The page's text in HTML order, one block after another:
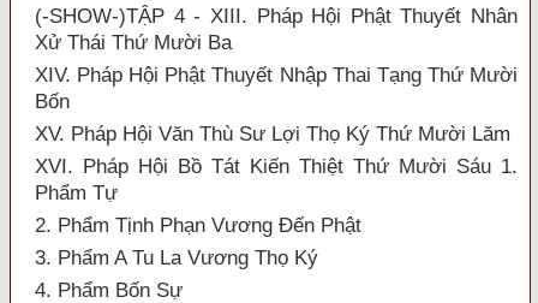
(-SHOW-)TẬP 4 - XIII. Pháp Hội Phật Thuyết Nhân
Xử Thái Thứ Mười Ba
XIV. Pháp Hội Phật Thuyết Nhập Thai Tạng Thứ Mười
Bốn
XV. Pháp Hội Văn Thù Sư Lợi Thọ Ký Thứ Mười Lăm
XVI. Pháp Hội Bồ Tát Kiến Thiệt Thứ Mười Sáu 1.
Phẩm Tự
2. Phẩm Tịnh Phạn Vương Đến Phật
3. Phẩm A Tu La Vương Thọ Ký
4. Phẩm Bốn Sự